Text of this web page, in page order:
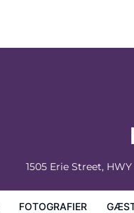
1505 Erie Street,
FOTOGRAFIER